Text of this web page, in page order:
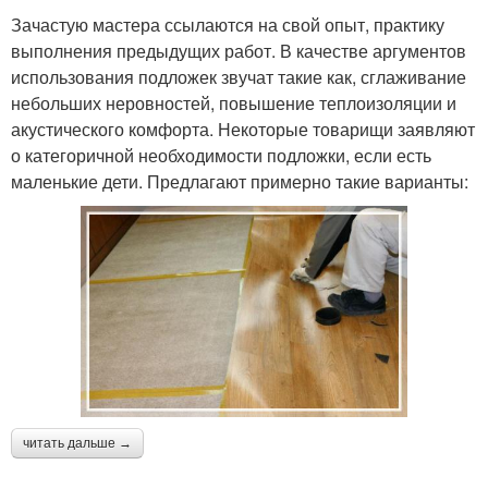
Зачастую мастера ссылаются на свой опыт, практику
выполнения предыдущих работ. В качестве аргументов
использования подложек звучат такие как, сглаживание
небольших неровностей, повышение теплоизоляции и
акустического комфорта. Некоторые товарищи заявляют
о категоричной необходимости подложки, если есть
маленькие дети. Предлагают примерно такие варианты:
читать дальше →